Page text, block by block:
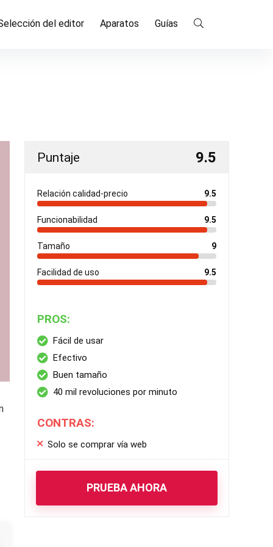
del editor Aparatos Guías
Puntaje 9.5
Relación calidad-precio 9.5
Funcionabilidad 9.5
Tamaño 9
Facilidad de uso 9.5
PROS:
Fácil de usar
Efectivo
Buen tamaño
40 mil revoluciones por minuto
CONTRAS:
Solo se comprar vía web
PRUEBA AHORA